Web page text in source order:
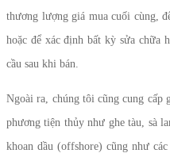
thương lượng giá mua cuối cùng,
hoặc để xác định bất kỳ sửa chữa
cầu sau khi bán.
Ngoài ra, chúng tôi cũng cung cấp
phương tiện thủy như ghe tàu, sà
khoan dầu (offshore) cũng như